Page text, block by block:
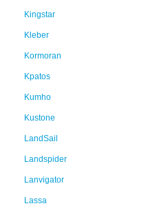
Kingstar
Kleber
Kormoran
Kpatos
Kumho
Kustone
LandSail
Landspider
Lanvigator
Lassa